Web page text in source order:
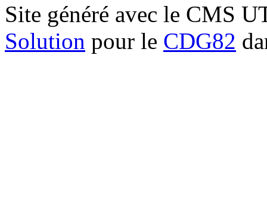
Site généré avec le CMS
Solution pour le CDG82